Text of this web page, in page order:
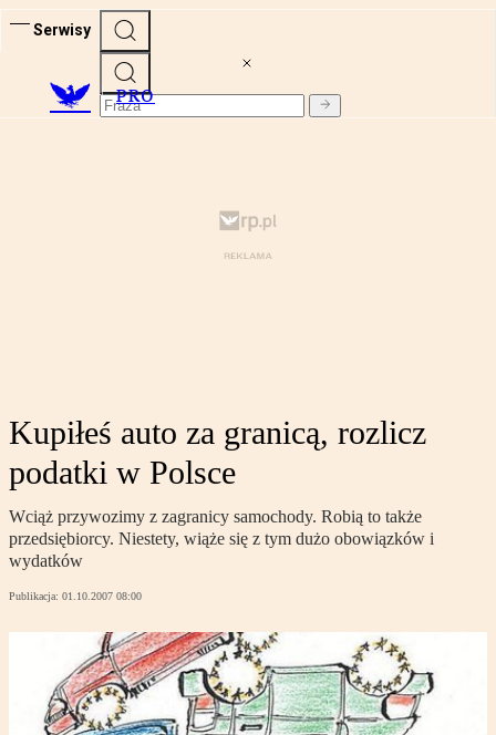
Serwisy
PRO
Kupiłeś auto za granicą, rozlicz
podatki w Polsce
Wciąż przywozimy z zagranicy samochody. Robią to także
przedsiębiorcy. Niestety, wiąże się z tym dużo obowiązków i
wydatków
Publikacja: 01.10.2007 08:00